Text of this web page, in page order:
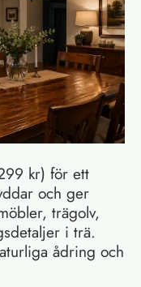
kr) för ett
och ger
trägolv,
i trä.
ådring och